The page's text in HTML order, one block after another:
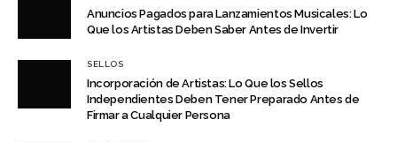
Anuncios Pagados para Lanzamientos Musicales: Lo
Que los Artistas Deben Saber Antes de Invertir
SELLOS
Incorporación de Artistas: Lo Que los Sellos
Independientes Deben Tener Preparado Antes de
Firmar a Cualquier Persona